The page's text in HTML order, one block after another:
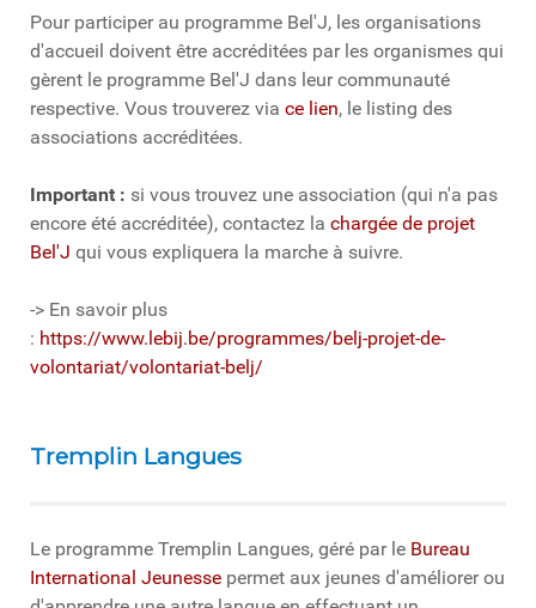
Pour participer au programme Bel'J, les organisations
d'accueil doivent être accréditées par les organismes qui
gèrent le programme Bel'J dans leur communauté
respective. Vous trouverez via ce lien, le listing des
associations accréditées.
Important : si vous trouvez une association (qui n'a pas
encore été accréditée), contactez la chargée de projet
Bel'J qui vous expliquera la marche à suivre.
-> En savoir plus
: https://www.lebij.be/programmes/belj-projet-de-
volontariat/volontariat-belj/
Tremplin Langues
Le programme Tremplin Langues, géré par le Bureau
International Jeunesse permet aux jeunes d'améliorer ou